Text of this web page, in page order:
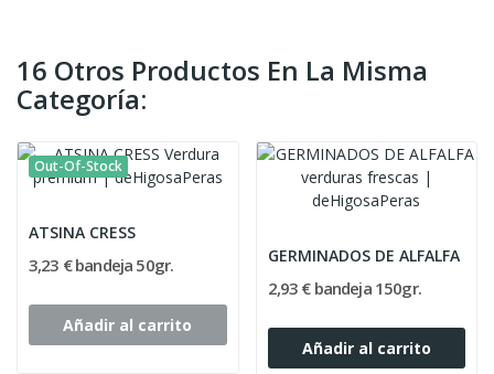
16 Otros Productos En La Misma
Categoría:
Out-Of-Stock
ATSINA CRESS
3,23 € bandeja 50gr.
Añadir al carrito
GERMINADOS DE ALFALFA
2,93 € bandeja 150gr.
Añadir al carrito